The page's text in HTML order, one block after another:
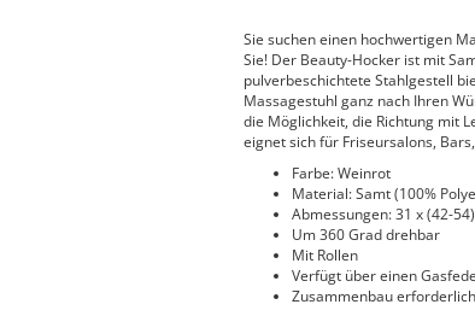
Sie suchen einen hochwertigen
Sie! Der Beauty-Hocker ist mit
pulverbeschichtete Stahlgestell
Massagestuhl ganz nach Ihren
die Möglichkeit, die Richtung mit
eignet sich für Friseursalons,
Farbe: Weinrot
Material: Samt (100%
Abmessungen: 31 x (42-
Um 360 Grad drehbar
Mit Rollen
Verfügt über einen
Zusammenbau